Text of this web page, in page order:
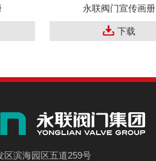
永联阀门宣传画册
下载
区滨海园区五道259号